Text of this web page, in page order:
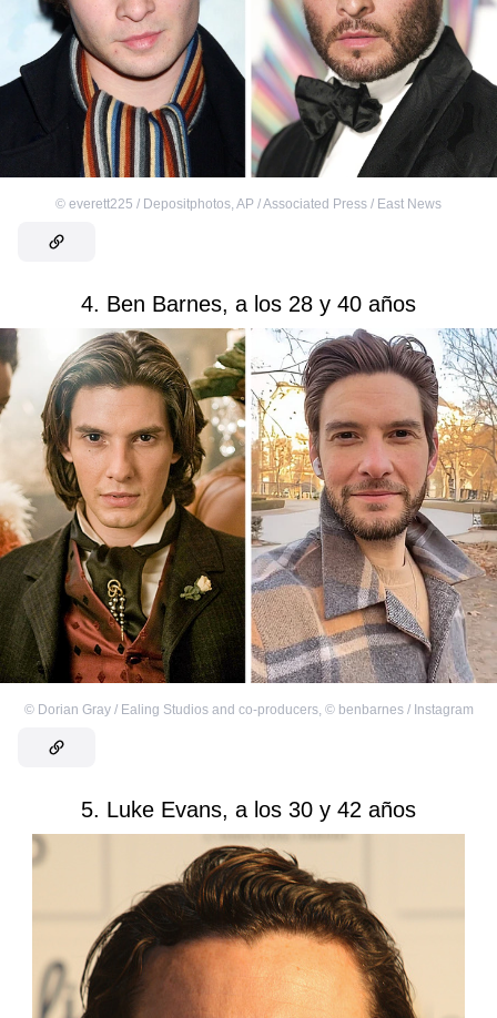
© everett225 / Depositphotos, AP / Associated Press / East News
4. Ben Barnes, a los 28 y 40 años
© Dorian Gray / Ealing Studios and co-producers, © benbarnes / Instagram
5. Luke Evans, a los 30 y 42 años